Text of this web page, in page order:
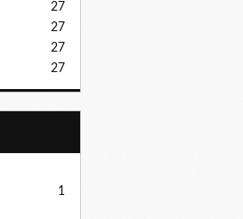
27
27
27
27
1